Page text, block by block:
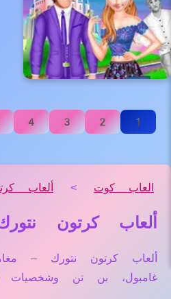
1
2
3
4
العاب كوت > ألعاب
ألعاب كرتون
ألعاب كرتون نتورك –
غامبول، بن تن وشخصيات